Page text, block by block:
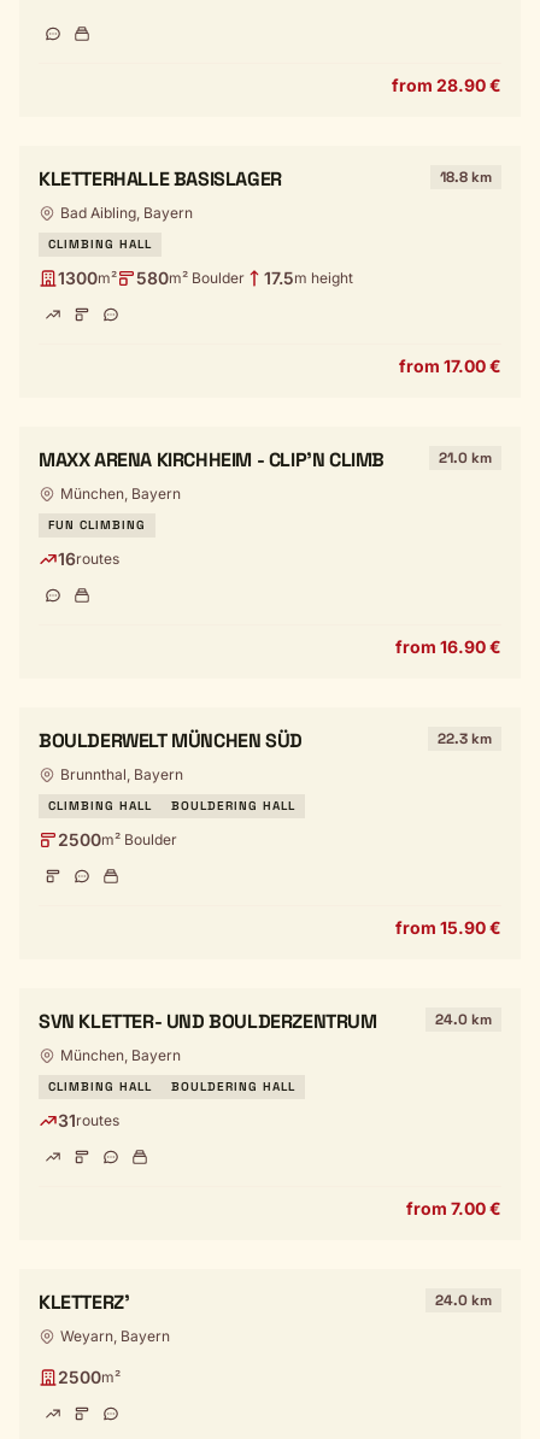
from 28.90 €
KLETTERHALLE BASISLAGER 18.8 km
Bad Aibling, Bayern
CLIMBING HALL
1300m² 580m² Boulder 17.5m height
from 17.00 €
MAXX ARENA KIRCHHEIM - CLIP'N CLIMB 21.0 km
München, Bayern
FUN CLIMBING
16routes
from 16.90 €
BOULDERWELT MÜNCHEN SÜD 22.3 km
Brunnthal, Bayern
CLIMBING HALL BOULDERING HALL
2500m² Boulder
from 15.90 €
SVN KLETTER- UND BOULDERZENTRUM 24.0 km
München, Bayern
CLIMBING HALL BOULDERING HALL
31routes
from 7.00 €
KLETTERZ' 24.0 km
Weyarn, Bayern
2500m²